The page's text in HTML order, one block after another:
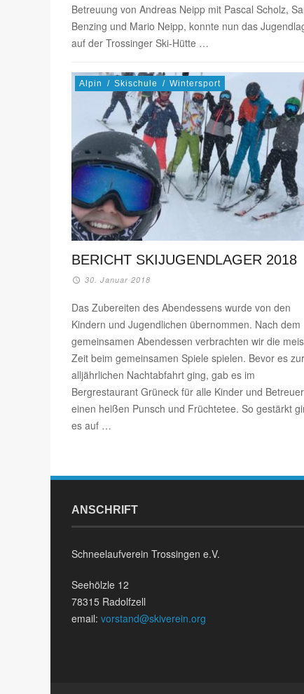
Betreuung von Andreas Neipp mit Pascal Scholz,
Benzing und Mario Neipp, konnte nun das
auf der Trossinger Ski-Hütte …
Alpin / Skischule / Wintersport
BERICHT SKIJUGENDLAGER 2018
30. Januar 2018
Das Zubereiten des Abendessens wurde von den
Kindern und Jugendlichen übernommen. Nach dem
gemeinsamen Abendessen verbrachten wir die
Zeit beim gemeinsamen Spiele spielen. Bevor es zur
alljährlichen Nachtabfahrt ging, gab es im
Bergrestaurant Grüneck für alle Kinder und Betreuer
einen heißen Punsch und Früchtetee. So gestärkt
es auf …
ANSCHRIFT
Schneelaufverein Trossingen e.V.
Seehölzle 12
78315 Radolfzell
email: vorstand@skiverein.org